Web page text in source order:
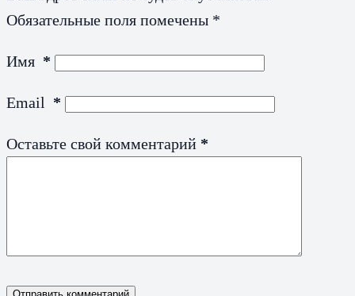
Обязательные поля помечены *
Имя *
Email *
Оставьте свой комментарий *